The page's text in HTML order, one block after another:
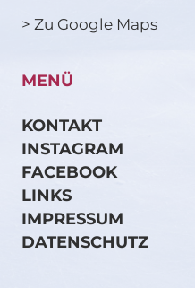
> Zu Google Maps
MENÜ
KONTAKT
INSTAGRAM
FACEBOOK
LINKS
IMPRESSUM
DATENSCHUTZ